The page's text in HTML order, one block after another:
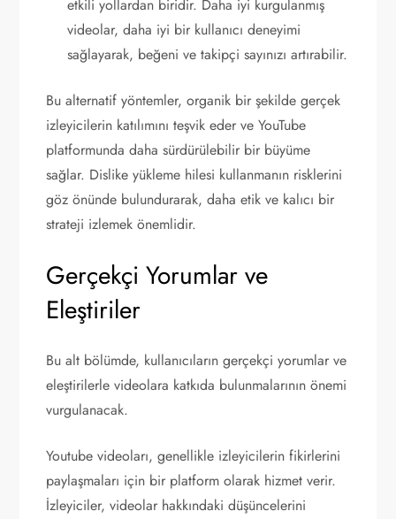
etkili yollardan biridir. Daha iyi kurgulanmış
videolar, daha iyi bir kullanıcı deneyimi
sağlayarak, beğeni ve takipçi sayınızı artırabilir.
Bu alternatif yöntemler, organik bir şekilde gerçek
izleyicilerin katılımını teşvik eder ve YouTube
platformunda daha sürdürülebilir bir büyüme
sağlar. Dislike yükleme hilesi kullanmanın risklerini
göz önünde bulundurarak, daha etik ve kalıcı bir
strateji izlemek önemlidir.
Gerçekçi Yorumlar ve
Eleştiriler
Bu alt bölümde, kullanıcıların gerçekçi yorumlar ve
eleştirilerle videolara katkıda bulunmalarının önemi
vurgulanacak.
Youtube videoları, genellikle izleyicilerin fikirlerini
paylaşmaları için bir platform olarak hizmet verir.
İzleyiciler, videolar hakkındaki düşüncelerini